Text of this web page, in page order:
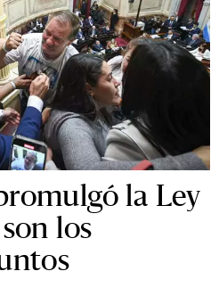
la Ley
los